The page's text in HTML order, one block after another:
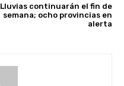
Lluvias continuarán el fin de
semana; ocho provincias en
alerta